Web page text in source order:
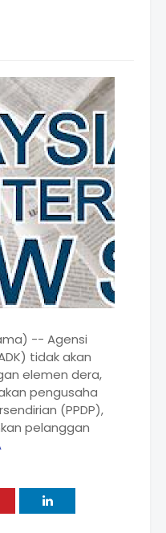
-- Agensi
tidak akan
elemen dera,
pengusaha
(PPDP),
pelanggan